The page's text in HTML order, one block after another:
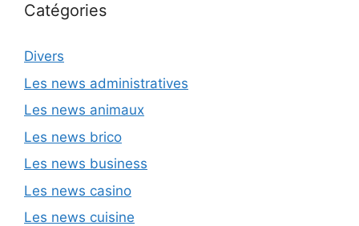
Catégories
Divers
Les news administratives
Les news animaux
Les news brico
Les news business
Les news casino
Les news cuisine